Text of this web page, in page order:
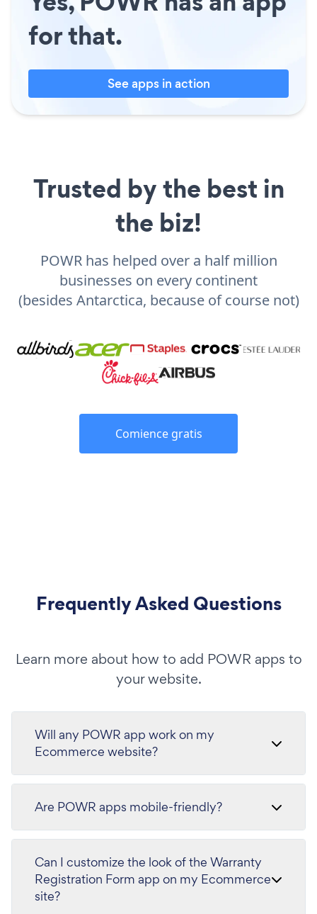
for that.
See apps in action
Trusted by the best in
the biz!
POWR has helped over a half million
businesses on every continent
(besides Antarctica, because of course not)
Comience gratis
Frequently Asked Questions
Learn more about how to add POWR apps to
your website.
Will any POWR app work on my
Ecommerce website?
Are POWR apps mobile-friendly?
Can I customize the look of the Warranty
Registration Form app on my Ecommerce
site?